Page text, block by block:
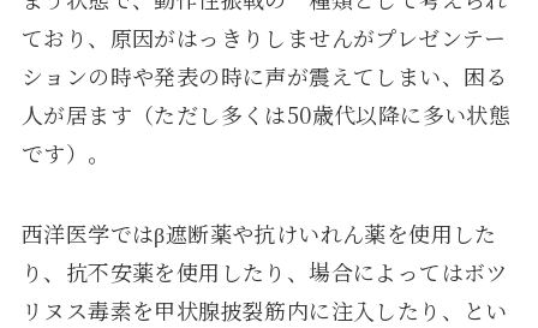
ており、原因がはっきりしませんがプレゼンテー
ションの時や発表の時に声が震えてしまい、困る
人が居ます（ただし多くは50歳代以降に多い状態
です）。
西洋医学ではβ遮断薬や抗けいれん薬を使用した
り、抗不安薬を使用したり、場合によってはボツ
リヌス毒素を甲状腺披裂筋内に注入したり、とい